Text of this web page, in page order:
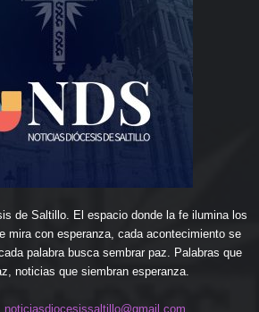
de Saltillo. El espacio donde la fe ilumina los
mira con esperanza, cada acontecimiento se
palabra busca sembrar paz. Palabras que
noticias que siembran esperanza.
noticiasdiocesissaltillo@gmail.com